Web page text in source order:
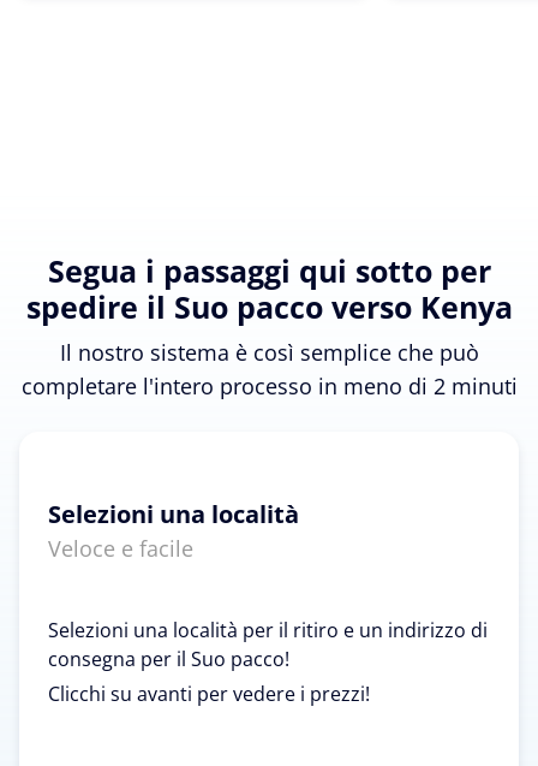
Segua i passaggi qui sotto per
spedire il Suo pacco verso Kenya
Il nostro sistema è così semplice che può
completare l'intero processo in meno di 2 minuti
Selezioni una località
Veloce e facile
Selezioni una località per il ritiro e un indirizzo di
consegna per il Suo pacco!
Clicchi su avanti per vedere i prezzi!